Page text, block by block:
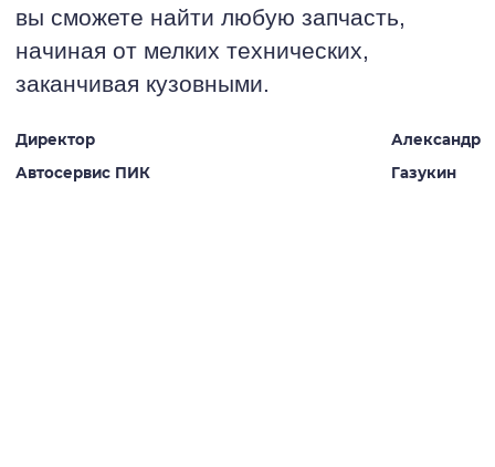
вы сможете найти любую запчасть,
начиная от мелких технических,
заканчивая кузовными.
Директор
Автосервис ПИК
Александр
Газукин